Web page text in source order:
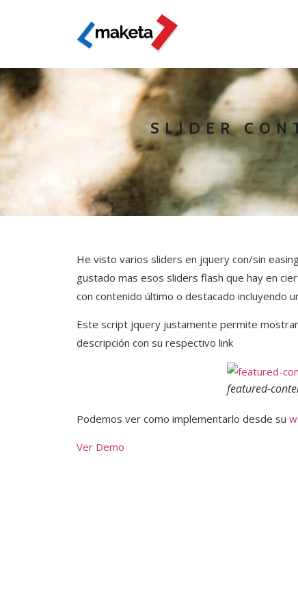
SLIDER
He visto varios sliders en jquery con/sin
gustado mas esos sliders flash que hay en
con contenido último o destacado incluyendo
Este script jquery justamente permite
descripción con su respectivo link
featured-
Podemos ver como implementarlo desde su
Ver Demo